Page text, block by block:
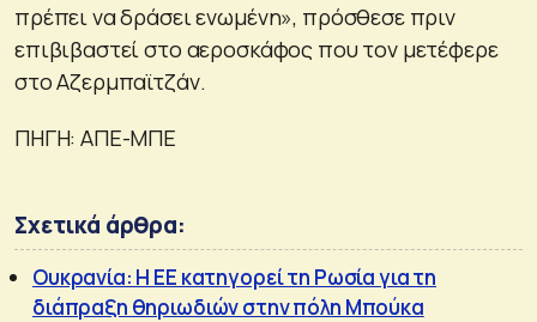
πρέπει να δράσει ενωμένη», πρόσθεσε πριν
επιβιβαστεί στο αεροσκάφος που τον μετέφερε
στο Αζερμπαϊτζάν.
ΠΗΓΗ: ΑΠΕ-ΜΠΕ
Σχετικά άρθρα:
Ουκρανία: Η ΕΕ κατηγορεί τη Ρωσία για τη
διάπραξη θηριωδιών στην πόλη Μπούκα